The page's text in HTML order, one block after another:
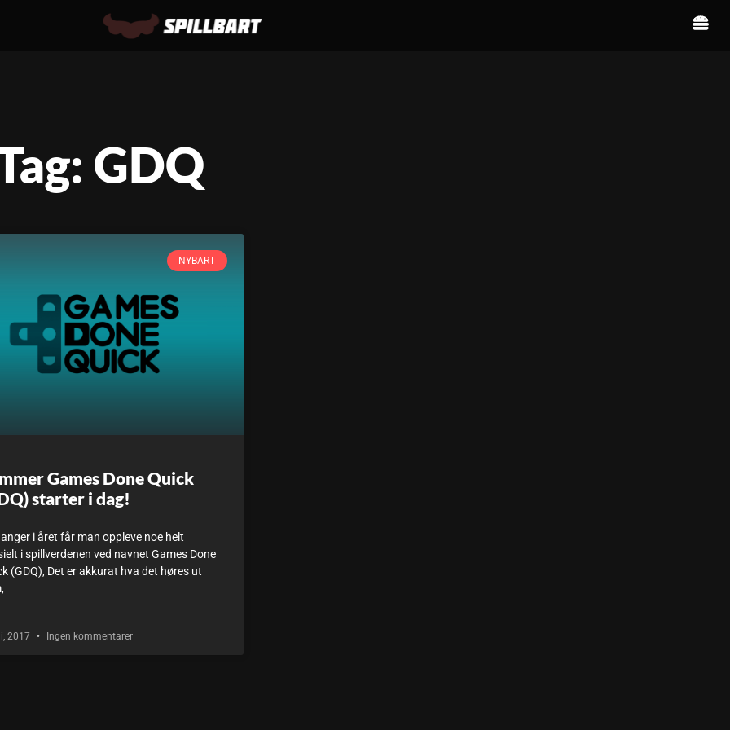
GDQ
NYBART
Games Done Quick
starter i dag!
i året får man oppleve noe helt
i spillverdenen ved navnet Games Done
(GDQ), Det er akkurat hva det høres ut
2017 Ingen kommentarer